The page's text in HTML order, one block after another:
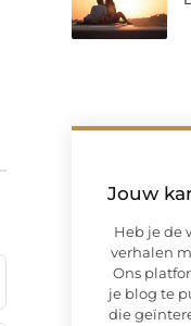
Jouw
Heb je de
verhalen
Ons
je blog te
die